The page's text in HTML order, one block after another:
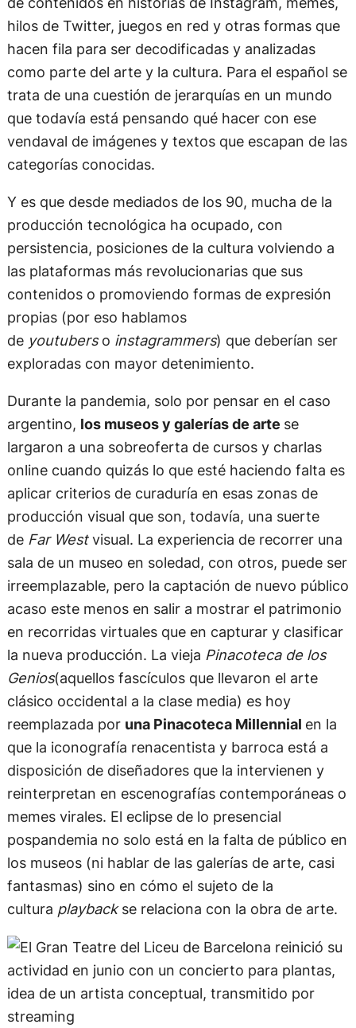
hilos de Twitter, juegos en red y otras formas que
hacen fila para ser decodificadas y analizadas
como parte del arte y la cultura. Para el español se
trata de una cuestión de jerarquías en un mundo
que todavía está pensando qué hacer con ese
vendaval de imágenes y textos que escapan de las
categorías conocidas.
Y es que desde mediados de los 90, mucha de la
producción tecnológica ha ocupado, con
persistencia, posiciones de la cultura volviendo a
las plataformas más revolucionarias que sus
contenidos o promoviendo formas de expresión
propias (por eso hablamos
de youtuberso instagrammers) que deberían ser
exploradas con mayor detenimiento.
Durante la pandemia, solo por pensar en el caso
argentino, los museos y galerías de arte se
largaron a una sobreoferta de cursos y charlas
online cuando quizás lo que esté haciendo falta es
aplicar criterios de curaduría en esas zonas de
producción visual que son, todavía, una suerte
de Far Westvisual. La experiencia de recorrer una
sala de un museo en soledad, con otros, puede ser
irreemplazable, pero la captación de nuevo público
acaso este menos en salir a mostrar el patrimonio
en recorridas virtuales que en capturar y clasificar
la nueva producción. La vieja Pinacoteca de los
Genios(aquellos fascículos que llevaron el arte
clásico occidental a la clase media) es hoy
reemplazada por una Pinacoteca Millennial en la
que la iconografía renacentista y barroca está a
disposición de diseñadores que la intervienen y
reinterpretan en escenografías contemporáneas o
memes virales. El eclipse de lo presencial
pospandemia no solo está en la falta de público en
los museos (ni hablar de las galerías de arte, casi
fantasmas) sino en cómo el sujeto de la
cultura playbackse relaciona con la obra de arte.